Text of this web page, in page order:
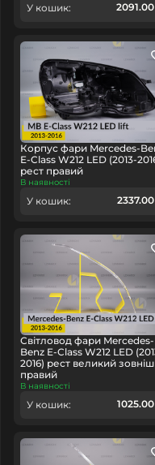
У кошик:
Корпус фари Mercedes-
E-Class W212 LED (2013-
рест правий
В наявності
У кошик:
Світловод фари Mercedes-
Benz E-Class W212 LED
2016) рест великий
правий
В наявності
У кошик: